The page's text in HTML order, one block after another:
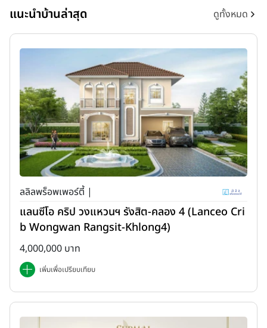
แนะนำบ้านล่าสุด ดูทั้งหมด
ลลิลพร็อพเพอร์ตี้ |
แลนซีโอ คริป วงแหวนฯ รังสิต-คลอง 4 (Lanceo Cri
b Wongwan Rangsit-Khlong4)
4,000,000 บาท
เพิ่มเพื่อเปรียบเทียบ